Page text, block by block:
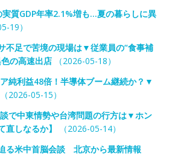
実質GDP年率2.1%増も…夏の暮らしに異
19）
足で苦境の現場は▼従業員の“食事補
の高速出店（2026-05-18）
純利益48倍！半導体ブーム継続か？▼
（2026-05-15）
で中東情勢や台湾問題の行方は▼ホン
直しなるか】
（2026-05-14）
る米中首脳会談 北京から最新情報